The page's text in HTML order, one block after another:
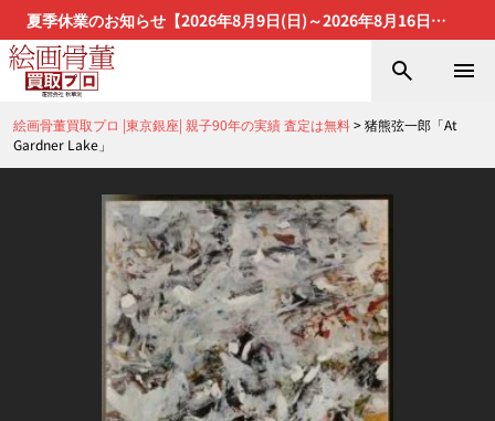
夏季休業のお知らせ【2026年8月9日(日)～2026年8月16日
(日)】
絵画骨董買取プロ |東京銀座| 親子90年の実績 査定は無料>猪熊弦一郎「At
Gardner Lake」